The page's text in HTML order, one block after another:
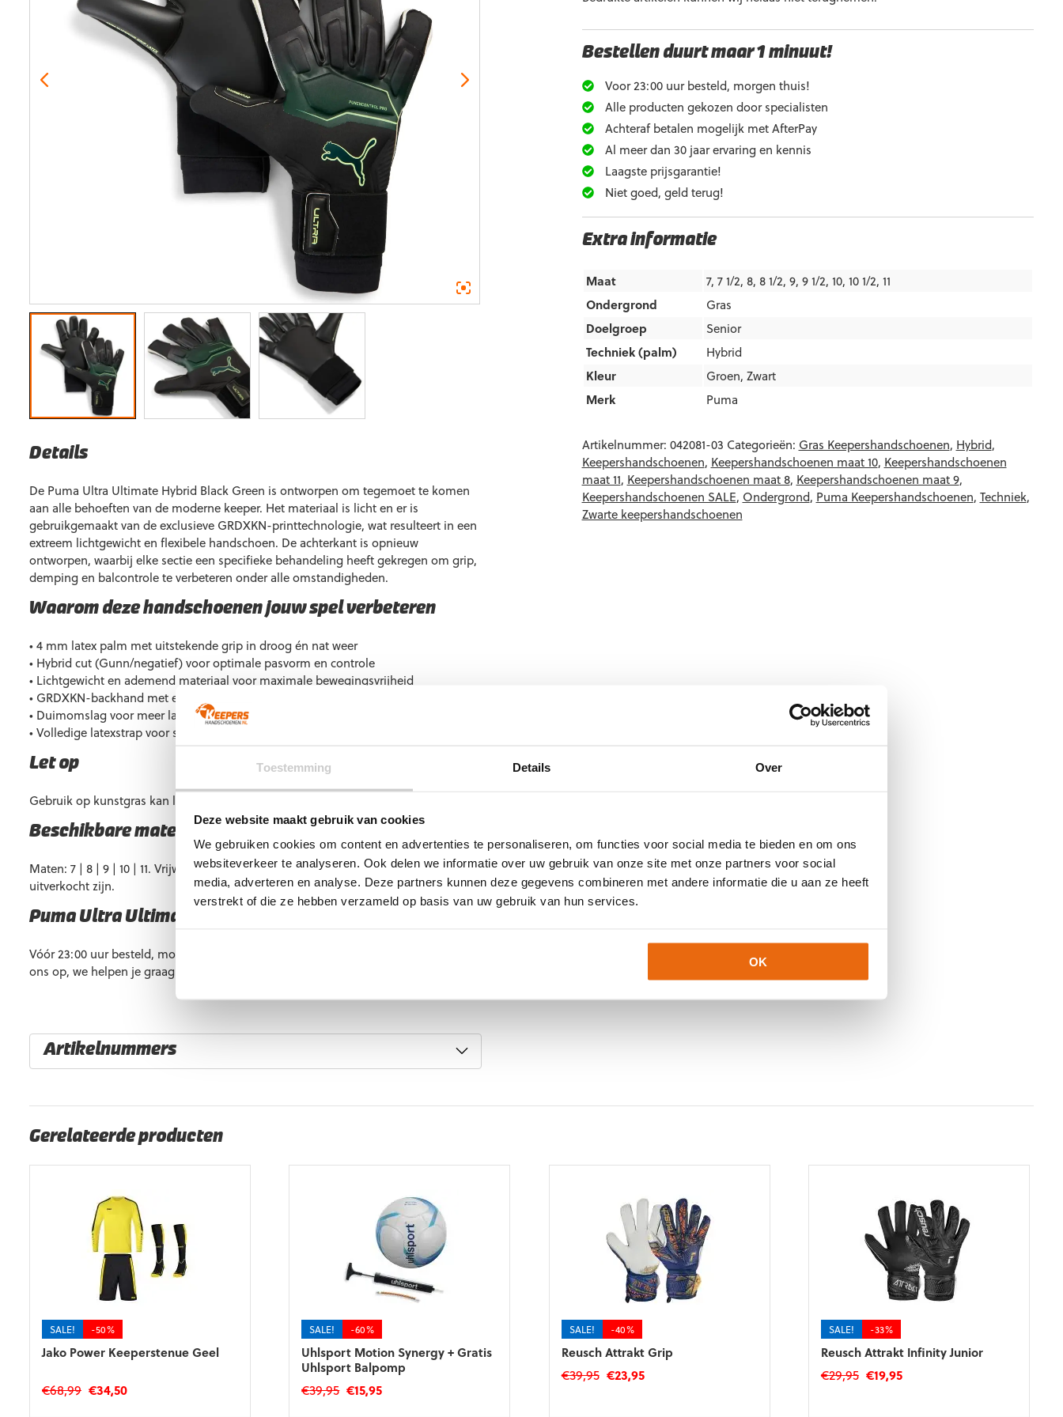
Toestemming Details Over
Deze website maakt gebruik van cookies
We gebruiken cookies om content en advertenties te personaliseren, om functies voor social media te bieden en om ons
websiteverkeer te analyseren. Ook delen we informatie over uw gebruik van onze site met onze partners voor social
media, adverteren en analyse. Deze partners kunnen deze gegevens combineren met andere informatie die u aan ze heeft
verstrekt of die ze hebben verzameld op basis van uw gebruik van hun services.
OK
Details
De Puma Ultra Ultimate Hybrid Black Green is ontworpen om tegemoet te komen
aan alle behoeften van de moderne keeper. Het materiaal is licht en er is
gebruikgemaakt van de exclusieve GRDXKN-printtechnologie, wat resulteert in een
extreem lichtgewicht en flexibele handschoen. De achterkant is opnieuw
ontworpen, waarbij elke sectie een specifieke behandeling heeft gekregen om grip,
demping en balcontrole te verbeteren onder alle omstandigheden.
Waarom deze handschoenen jouw spel verbeteren
• 4 mm latex palm met uitstekende grip in droog én nat weer
• Hybrid cut (Gunn/negatief) voor optimale pasvorm en controle
• Lichtgewicht en ademend materiaal voor maximale bewegingsvrijheid
• GRDXKN-backhand met extra ondersteuning bij het wegstoten
• Duimomslag voor meer latex-balkontact
• Volledige latexstrap voor stevige polsondersteuning
Let op
Gebruik op kunstgras kan leiden tot een kortere levensduur.
Beschikbare maten
Maten: 7 | 8 | 9 | 10 | 11. Vrijwel altijd op voorraad, maar soms kan een maat tijdelijk
uitverkocht zijn.
Puma Ultra Ultimate Hybrid Black Green kopen?
Vóór 23:00 uur besteld, morgen al in huis. Heb je vragen? Neem gerust contact met
ons op, we helpen je graag verder.
Artikelnummers
Artikelnummer: 042081-03 Categorieën: Gras Keepershandschoenen, Hybrid,
Keepershandschoenen, Keepershandschoenen maat 10, Keepershandschoenen
maat 11, Keepershandschoenen maat 8, Keepershandschoenen maat 9,
Keepershandschoenen SALE, Ondergrond, Puma Keepershandschoenen, Techniek,
Zwarte keepershandschoenen
Bestellen duurt maar 1 minuut!
Voor 23:00 uur besteld, morgen thuis!
Alle producten gekozen door specialisten
Achteraf betalen mogelijk met AfterPay
Al meer dan 30 jaar ervaring en kennis
Laagste prijsgarantie!
Niet goed, geld terug!
Extra informatie
Maat
7, 7 1/2, 8, 8 1/2, 9, 9 1/2, 10, 10 1/2, 11
Ondergrond
Gras
Doelgroep
Senior
Techniek (palm)
Hybrid
Kleur
Groen, Zwart
Merk
Puma
Gerelateerde producten
SALE! -50%
Jako Power Keeperstenue Geel
€68,99 Oorspronkelijke
€34,50Huidige
Dit
SALE! -60%
Uhlsport Motion Synergy + Gratis
Uhlsport Balpomp
€39,95 Oorspronkelijke
€15,95Huidige
Dit
SALE! -40%
Reusch Attrakt Grip
€39,95 Oorspronkelijke
€23,95Huidige
SALE! -33%
Reusch Attrakt Infinity Junior
€29,95 Oorspronkelijke
€19,95Huidige